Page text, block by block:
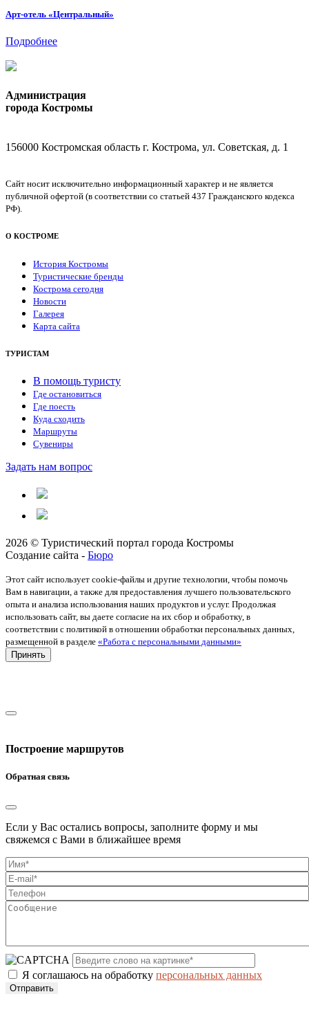
Арт-отель «Центральный»
Подробнее
Администрация
города Костромы
156000 Костромская область г. Кострома, ул. Советская, д. 1
Сайт носит исключительно информационный характер и не является
публичной офертой (в соответствии со статьей 437 Гражданского кодекса
РФ).
О КОСТРОМЕ
История Костромы
Туристические бренды
Кострома сегодня
Новости
Галерея
Карта сайта
ТУРИСТАМ
В помощь туристу
Где остановиться
Где поесть
Куда сходить
Маршруты
Сувениры
Задать нам вопрос
2026 © Туристический портал города Костромы
Создание сайта - Бюро
Этот сайт использует cookie-файлы и другие технологии, чтобы помочь
Вам в навигации, а также для предоставления лучшего пользовательского
опыта и анализа использования наших продуктов и услуг. Продолжая
использовать сайт, вы даете согласие на их сбор и обработку, в
соответствии с политикой в отношении обработки персональных данных,
размещенной в разделе «Работа с персональными данными»
Принять
Построение маршрутов
Обратная связь
Если у Вас остались вопросы, заполните форму и мы
свяжемся с Вами в ближайшее время
Я соглашаюсь на обработку персональных данных